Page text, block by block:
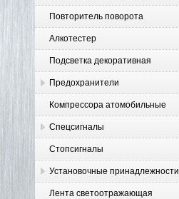
Повторитель поворота
Алкотестер
Подсветка декоративная
Предохранители
Компрессора атомобильные
Спецсигналы
Стопсигналы
Установочные принадлежности
Лента светоотражающая